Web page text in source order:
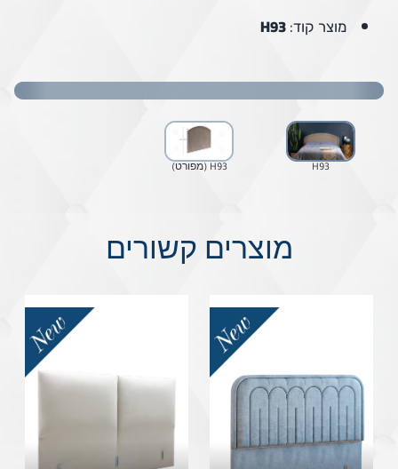
מוצר קוד:H93
H93 H93 (מפורט)
מוצרים קשורים